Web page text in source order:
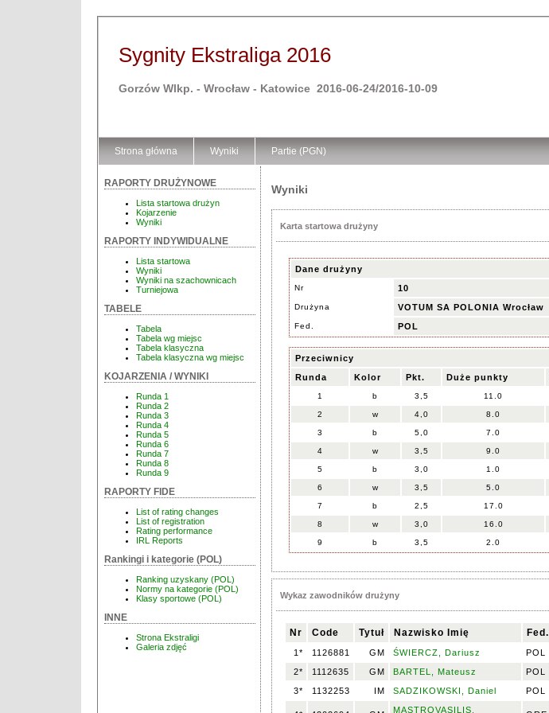
Sygnity Ekstraliga 2016
Gorzów Wlkp. - Wrocław - Katowice 2016-06-24/2016-10-09
Strona główna Wyniki Partie (PGN)
RAPORTY DRUŻYNOWE
Lista startowa drużyn
Kojarzenie
Wyniki
RAPORTY INDYWIDUALNE
Lista startowa
Wyniki
Wyniki na szachownicach
Turniejowa
TABELE
Tabela
Tabela wg miejsc
Tabela klasyczna
Tabela klasyczna wg miejsc
KOJARZENIA / WYNIKI
Runda 1
Runda 2
Runda 3
Runda 4
Runda 5
Runda 6
Runda 7
Runda 8
Runda 9
RAPORTY FIDE
List of rating changes
List of registration
Rating performance
IRL Reports
Rankingi i kategorie (POL)
Ranking uzyskany (POL)
Normy na kategorie (POL)
Klasy sportowe (POL)
INNE
Strona Ekstraligi
Galeria zdjęć
Wyniki
Karta startowa drużyny
Dane drużyny
Nr 10
Drużyna VOTUM SA POLONIA Wrocław
Fed. POL
Przeciwnicy
Runda
Kolor Pkt. Duże punkty
1 b 3,5 11.0
2 w 4,0 8.0
3 b 5,0 7.0
4 w 3,5 9.0
5 b 3,0 1.0
6 w 3,5 5.0
7 b 2,5 17.0
8 w 3,0 16.0
9 b 3,5 2.0
Wykaz zawodników drużyny
Nr Code Tytuł Nazwisko Imię Fed.
1* 1126881 GM ŚWIERCZ, Dariusz POL
2*
1112635 GM BARTEL, Mateusz POL
3*
1132253 IM SADZIKOWSKI, Daniel POL
MASTROVASILIS,